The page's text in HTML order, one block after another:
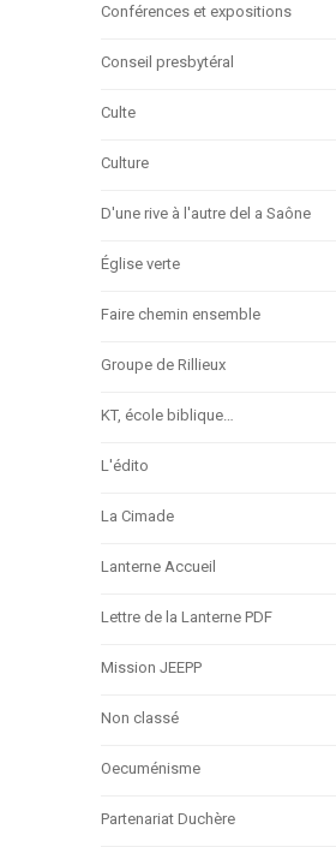
Conférences et expositions
Conseil presbytéral
Culte
Culture
D'une rive à l'autre del a Saône
Église verte
Faire chemin ensemble
Groupe de Rillieux
KT, école biblique…
L'édito
La Cimade
Lanterne Accueil
Lettre de la Lanterne PDF
Mission JEEPP
Non classé
Oecuménisme
Partenariat Duchère